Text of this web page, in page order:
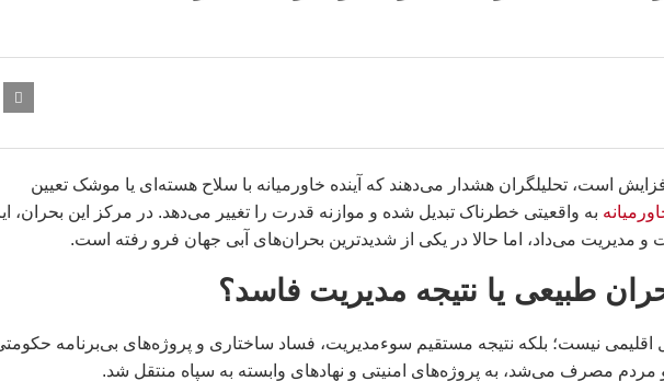
است، تحلیلگران هشدار می‌دهند که آینده خاورمیانه با سلاح هسته‌ای یا موشک تعیین
به واقعیتی خطرناک تبدیل شده و موازنه قدرت را تغییر می‌دهد. در مرکز این بحران،
مدیریت می‌داد، اما حالا در یکی از شدیدترین بحران‌های آبی جهان فرو رفته است.
طبیعی یا نتیجه مدیریت فاسد؟
نیست؛ بلکه نتیجه مستقیم سوء‌مدیریت، فساد ساختاری و پروژه‌های بی‌برنامه
مردم مصرف می‌شد، به پروژه‌های امنیتی و نهادهای وابسته به سپاه منتقل شد.